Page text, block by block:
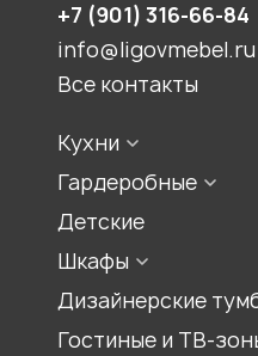
+7 (901) 316-66-84
info@ligovmebel.ru
Все контакты
Кухни
Конфигурации кухонь
Стили кухонь
Гардеробные
Встроенная
Гардеробная комната
Детские
Шкафы
Шкаф для прихожей
Шкаф-купе
Дизайнерские
Гостиные и ТВ-